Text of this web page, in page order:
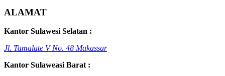
ALAMAT
Kantor Sulawesi Selatan :
Jl. Tamalate V No. 48 Makassar
Kantor Sulaweasi Barat :